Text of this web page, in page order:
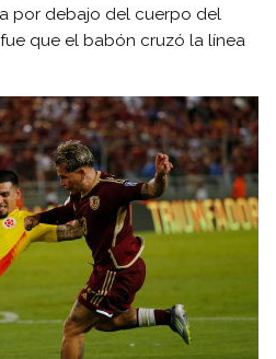
por debajo del cuerpo del
que el babón cruzó la línea